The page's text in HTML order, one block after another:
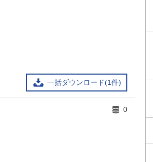
一括ダウンロード(1件)
0